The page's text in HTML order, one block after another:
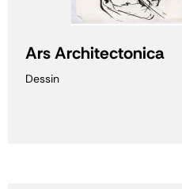
Ars Architectonica
Dessin